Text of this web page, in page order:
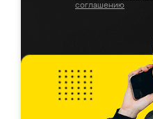
соглашению